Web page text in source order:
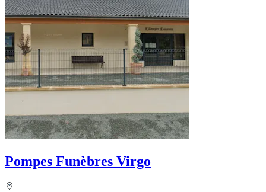
Pompes Funèbres Virgo